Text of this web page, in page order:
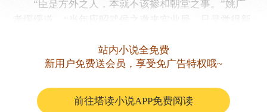
“臣是方外之人，本就不该掺和朝堂之事。”姚广
没错，姚广孝拒绝了。
哪怕向他抛出橄榄枝的人，正是当朝……
站内小说全免费
新用户免费送会员，享受免广告特权哦~
前往塔读小说APP免费阅读